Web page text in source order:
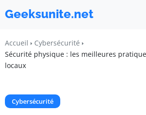
Geeksunite.net
Accueil
Cybersécurité
Sécurité physique : les meilleures
locaux
Cybersécurité